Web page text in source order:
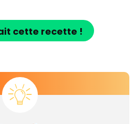
cette recette !